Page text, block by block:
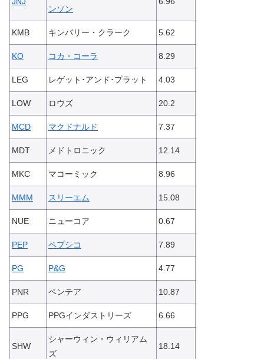
ンソン
KMB キンバリー・クラーク 5.62
KO コカ・コーラ 8.29
LEG レゲット･アンド･プラット 4.03
LOW ロウズ 20.2
MCD マクドナルド 7.37
MDT メドトロニック 12.14
MKC マコーミック 8.96
MMM スリーエム 15.08
NUE ニューコア 0.67
PEP ペプシコ 7.89
PG P&G 4.77
PNR ペンテア 10.87
PPG PPGインダストリーズ 6.66
SHW
シャーウィン・ウィリアム
ズ
18.14